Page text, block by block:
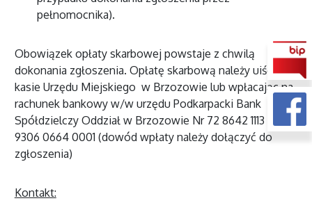
pełnomocnika).
Obowiązek opłaty skarbowej powstaje z chwilą
dokonania zgłoszenia. Opłatę skarbową należy uiścić w
kasie Urzędu Miejskiego w Brzozowie lub wpłacając na
rachunek bankowy w/w urzędu Podkarpacki Bank
Spółdzielczy Oddział w Brzozowie Nr 72 8642 1113 2011
9306 0664 0001 (dowód wpłaty należy dołączyć do
zgłoszenia)
Kontakt: